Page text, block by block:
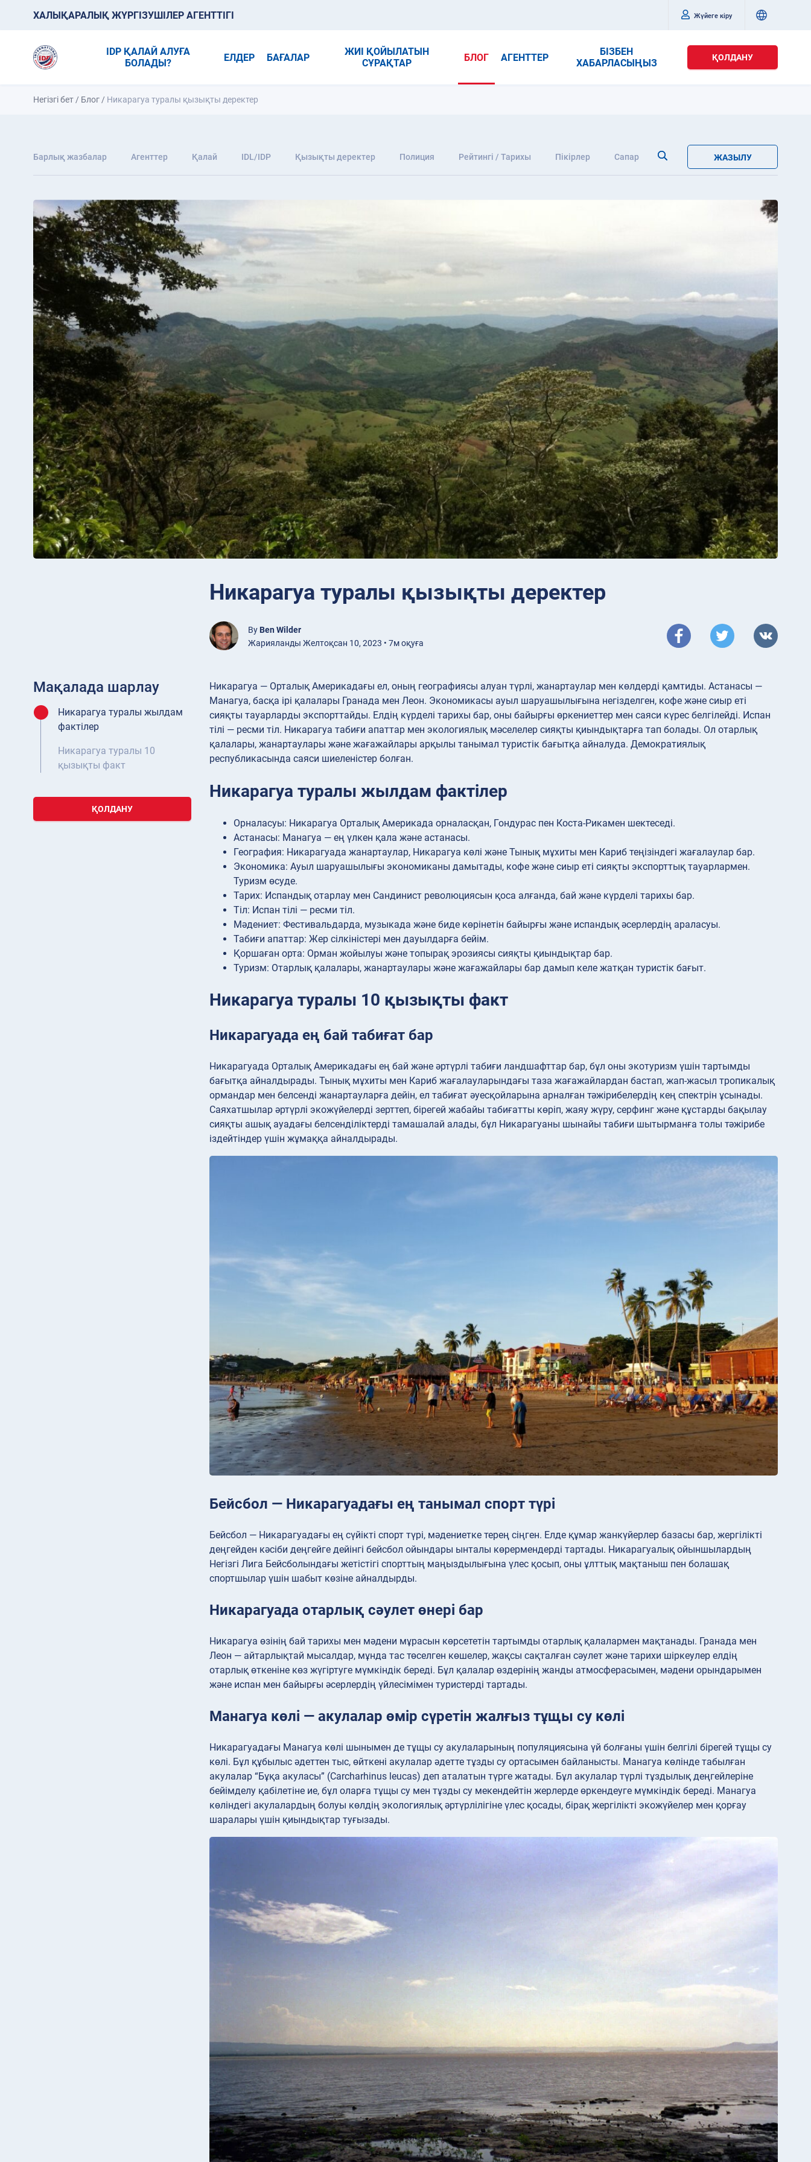
ХАЛЫҚАРАЛЫҚ ЖҮРГІЗУШІЛЕР АГЕНТТІГІ Жүйеге кіру
IDP ҚАЛАЙ АЛУҒА
БОЛАДЫ?
ЕЛДЕР БАҒАЛАР
ЖИІ ҚОЙЫЛАТЫН
СҰРАҚТАР
БЛОГ АГЕНТТЕР
БІЗБЕН
ХАБАРЛАСЫҢЫЗ
ҚОЛДАНУ
Негізгі бет / Блог / Никарагуа туралы қызықты деректер
Барлық жазбалар Агенттер Қалай IDL/IDP Қызықты деректер Полиция Рейтингі / Тарихы Пікірлер Сапар ЖАЗЫЛУ
Никарагуа туралы қызықты деректер
By Ben Wilder
Жарияланды Желтоқсан 10, 2023 • 7м оқуға
Мақалада шарлау
Никарагуа туралы жылдам
фактілер
Никарагуа туралы 10
қызықты факт
ҚОЛДАНУ
Никарагуа — Орталық Америкадағы ел, оның географиясы алуан түрлі, жанартаулар мен көлдерді қамтиды. Астанасы —
Манагуа, басқа ірі қалалары Гранада мен Леон. Экономикасы ауыл шаруашылығына негізделген, кофе және сиыр еті
сияқты тауарларды экспорттайды. Елдің күрделі тарихы бар, оны байырғы өркениеттер мен саяси күрес белгілейді. Испан
тілі — ресми тіл. Никарагуа табиғи апаттар мен экологиялық мәселелер сияқты қиындықтарға тап болады. Ол отарлық
қалалары, жанартаулары және жағажайлары арқылы танымал туристік бағытқа айналуда. Демократиялық
республикасында саяси шиеленістер болған.
Никарагуа туралы жылдам фактілер
Орналасуы: Никарагуа Орталық Америкада орналасқан, Гондурас пен Коста-Рикамен шектеседі.
Астанасы: Манагуа — ең үлкен қала және астанасы.
География: Никарагуада жанартаулар, Никарагуа көлі және Тынық мұхиты мен Кариб теңізіндегі жағалаулар бар.
Экономика: Ауыл шаруашылығы экономиканы дамытады, кофе және сиыр еті сияқты экспорттық тауарлармен.
Туризм өсуде.
Тарих: Испандық отарлау мен Сандинист революциясын қоса алғанда, бай және күрделі тарихы бар.
Тіл: Испан тілі — ресми тіл.
Мәдениет: Фестивальдарда, музыкада және биде көрінетін байырғы және испандық әсерлердің араласуы.
Табиғи апаттар: Жер сілкіністері мен дауылдарға бейім.
Қоршаған орта: Орман жойылуы және топырақ эрозиясы сияқты қиындықтар бар.
Туризм: Отарлық қалалары, жанартаулары және жағажайлары бар дамып келе жатқан туристік бағыт.
Никарагуа туралы 10 қызықты факт
Никарагуада ең бай табиғат бар
Никарагуада Орталық Америкадағы ең бай және әртүрлі табиғи ландшафттар бар, бұл оны экотуризм үшін тартымды
бағытқа айналдырады. Тынық мұхиты мен Кариб жағалауларындағы таза жағажайлардан бастап, жап-жасыл тропикалық
ормандар мен белсенді жанартауларға дейін, ел табиғат әуесқойларына арналған тәжірибелердің кең спектрін ұсынады.
Саяхатшылар әртүрлі экожүйелерді зерттеп, бірегей жабайы табиғатты көріп, жаяу жүру, серфинг және құстарды бақылау
сияқты ашық ауадағы белсенділіктерді тамашалай алады, бұл Никарагуаны шынайы табиғи шытырманға толы тәжірибе
іздейтіндер үшін жұмаққа айналдырады.
Бейсбол — Никарагуадағы ең танымал спорт түрі
Бейсбол — Никарагуадағы ең сүйікті спорт түрі, мәдениетке терең сіңген. Елде құмар жанкүйерлер базасы бар, жергілікті
деңгейден кәсіби деңгейге дейінгі бейсбол ойындары ынталы көрермендерді тартады. Никарагуалық ойыншылардың
Негізгі Лига Бейсболындағы жетістігі спорттың маңыздылығына үлес қосып, оны ұлттық мақтаныш пен болашақ
спортшылар үшін шабыт көзіне айналдырды.
Никарагуада отарлық сәулет өнері бар
Никарагуа өзінің бай тарихы мен мәдени мұрасын көрсететін тартымды отарлық қалалармен мақтанады. Гранада мен
Леон — айтарлықтай мысалдар, мұнда тас төселген көшелер, жақсы сақталған сәулет және тарихи шіркеулер елдің
отарлық өткеніне көз жүгіртуге мүмкіндік береді. Бұл қалалар өздерінің жанды атмосферасымен, мәдени орындарымен
және испан мен байырғы әсерлердің үйлесімімен туристерді тартады.
Манагуа көлі — акулалар өмір сүретін жалғыз тұщы су көлі
Никарагуадағы Манагуа көлі шынымен де тұщы су акулаларының популяциясына үй болғаны үшін белгілі бірегей тұщы су
көлі. Бұл құбылыс әдеттен тыс, өйткені акулалар әдетте тұзды су ортасымен байланысты. Манагуа көлінде табылған
акулалар “Бұқа акуласы” (Carcharhinus leucas) деп аталатын түрге жатады. Бұл акулалар түрлі тұздылық деңгейлеріне
бейімделу қабілетіне ие, бұл оларға тұщы су мен тұзды су мекендейтін жерлерде өркендеуге мүмкіндік береді. Манагуа
көліндегі акулалардың болуы көлдің экологиялық әртүрлілігіне үлес қосады, бірақ жергілікті экожүйелер мен қорғау
шаралары үшін қиындықтар туғызады.